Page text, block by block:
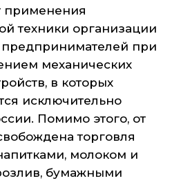
применения
техники организации
при
механических
в которых
исключительно
Помимо этого, от
торговля
молоком и
бумажными